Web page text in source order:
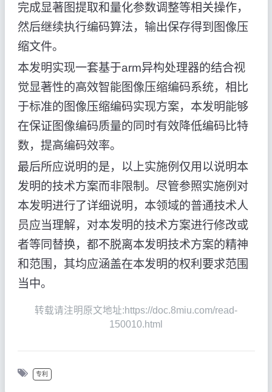
完成显著图提取和量化参数调整等相关操作，
然后继续执行编码算法，输出保存得到图像压
缩文件。
本发明实现一套基于arm异构处理器的结合视
觉显著性的高效智能图像压缩编码系统，相比
于标准的图像压缩编码实现方案，本发明能够
在保证图像编码质量的同时有效降低编码比特
数，提高编码效率。
最后所应说明的是，以上实施例仅用以说明本
发明的技术方案而非限制。尽管参照实施例对
本发明进行了详细说明，本领域的普通技术人
员应当理解，对本发明的技术方案进行修改或
者等同替换，都不脱离本发明技术方案的精神
和范围，其均应涵盖在本发明的权利要求范围
当中。
转载请注明原文地址:https://doc.8miu.com/read-
150010.html
专利